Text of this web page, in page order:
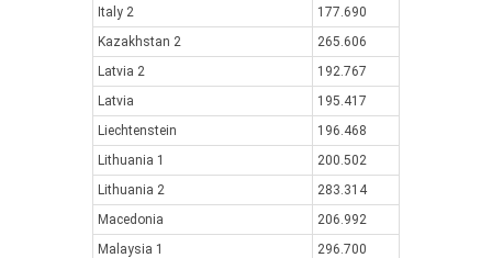
Italy 2
177.690
Kazakhstan 2
265.606
Latvia 2
192.767
Latvia
195.417
Liechtenstein
196.468
Lithuania 1
200.502
Lithuania 2
283.314
Macedonia
206.992
Malaysia 1
296.700